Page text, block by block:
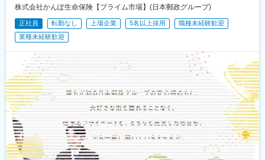
株式会社かんぽ生命保険【プライム市場】(日本郵政グループ)
正社員 転勤なし 上場企業 5名以上採用
職種未経験歓迎
業種未経験歓迎